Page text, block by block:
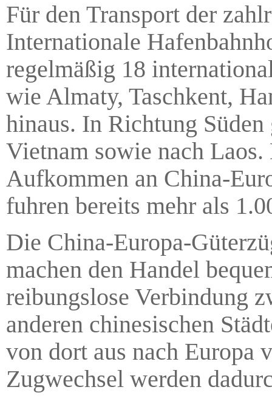
Für den Transport der
Internationale
regelmäßig 18
wie Almaty, Taschkent,
hinaus. In Richtung
Vietnam sowie nach
Aufkommen an China-
fuhren bereits mehr als
Die China-Europa-
machen den Handel
reibungslose Verbindung
anderen chinesischen
von dort aus nach Europa
Zugwechsel werden